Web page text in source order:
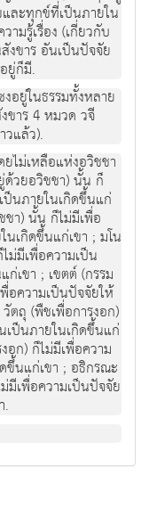
ละทุกข์ที่เป็นภายใน
มรู้เรื่อง (เกี่ยวกับ
ขาร อันเป็นปัจจัย
ยู่ก็มี.
อยู่ในธรรมทั้งหลาย
ขาร 4 หมวด วจี
แล้ว).
ไม่เหลือแห่งอวิชชา
วยอวิชชา) นั้น ก็
นภายในเกิดขึ้นแก่
ชา) นั้น ก็ไม่มีเพื่อ
เกิดขึ้นแก่เขา ; มโน
มีเพื่อความเป็น
เขา ; เขตต์ (กรรม
อความเป็นปัจจัยให้
ตถุ (พืชเพื่อการงอก)
ป็นภายในเกิดขึ้นแก่
อก) ก็ไม่มีเพื่อความ
ขึ้นแก่เขา ; อธิกรณะ
มีเพื่อความเป็นปัจจัย
.